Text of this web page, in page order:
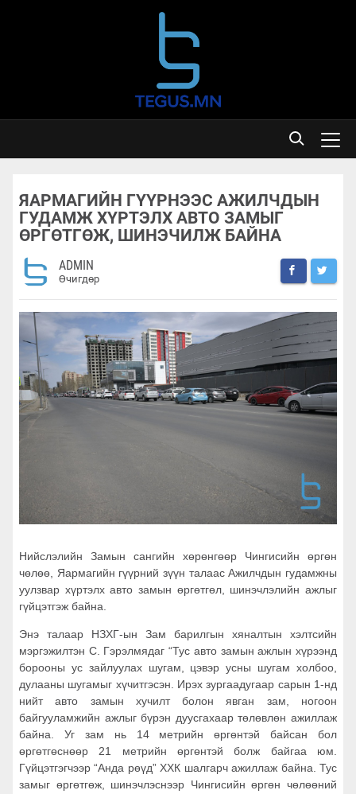
ЯАРМАГИЙН ГҮҮРНЭЭС АЖИЛЧДЫН
ГУДАМЖ ХҮРТЭЛХ АВТО ЗАМЫГ
ӨРГӨТГӨЖ, ШИНЭЧИЛЖ БАЙНА
ADMIN
Өчигдөр
Нийслэлийн Замын сангийн хөрөнгөөр Чингисийн өргөн
чөлөө, Яармагийн гүүрний зүүн талаас Ажилчдын гудамжны
уулзвар хүртэлх авто замын өргөтгөл, шинэчлэлийн ажлыг
гүйцэтгэж байна.
Энэ талаар НЗХГ-ын Зам барилгын хяналтын хэлтсийн
мэргэжилтэн С. Гэрэлмядаг “Тус авто замын ажлын хүрээнд
борооны ус зайлуулах шугам, цэвэр усны шугам холбоо,
дулааны шугамыг хүчитгэсэн. Ирэх зургаадугаар сарын 1-нд
нийт авто замын хучилт болон явган зам, ногоон
байгууламжийн ажлыг бүрэн дуусгахаар төлөвлөн ажиллаж
байна. Уг зам нь 14 метрийн өргөнтэй байсан бол
өргөтгөснөөр 21 метрийн өргөнтэй болж байгаа юм.
Гүйцэтгэгчээр “Анда рөүд” ХХК шалгарч ажиллаж байна. Тус
замыг өргөтгөж, шинэчлэснээр Чингисийн өргөн чөлөөний